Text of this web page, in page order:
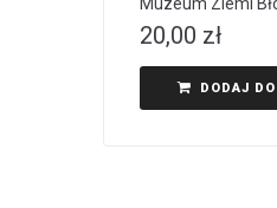
20,00 zł
DODAJ